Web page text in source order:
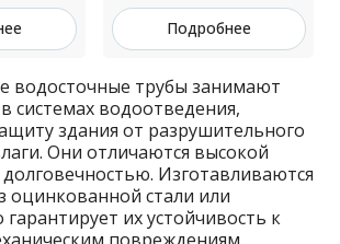
Подробнее
водосточные трубы занимают
системах водоотведения,
здания от разрушительного
Они отличаются высокой
Изготавливаются
оцинкованной стали или
их устойчивость к